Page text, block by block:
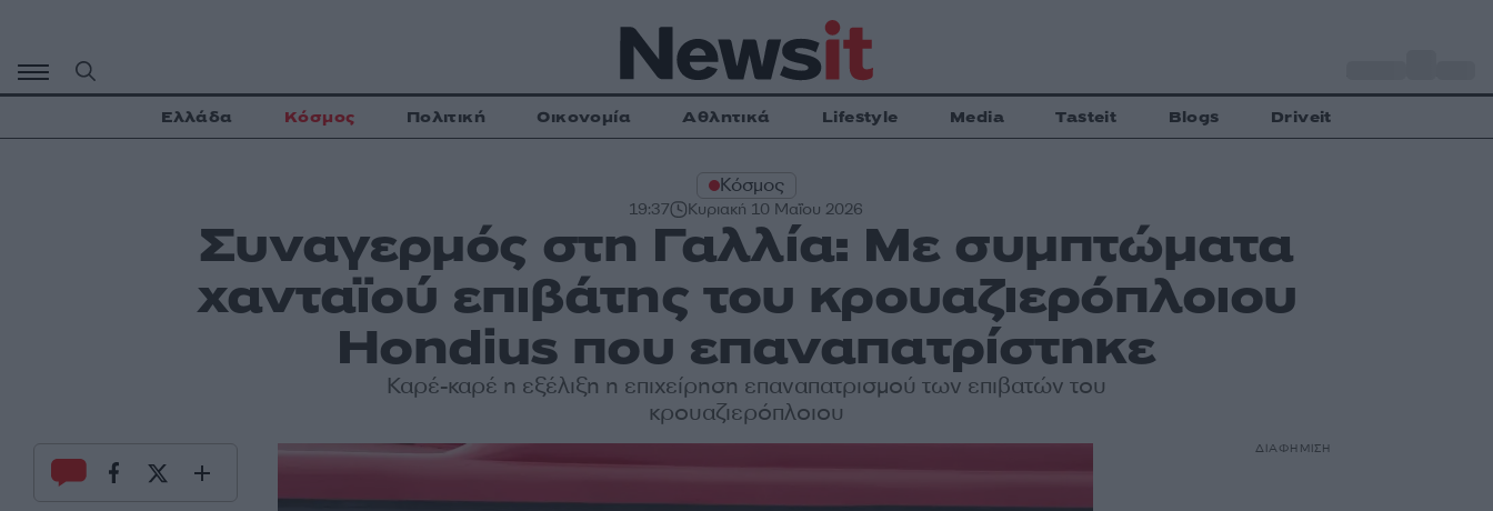
περιεχόμενο
Ελλάδα Κόσμος Πολιτική Οικονομία Αθλητικά Lifestyle Media Tasteit Blogs Driveit
Κόσμος
19:37 Κυριακή 10 Μαΐου 2026
Συναγερμός στη Γαλλία: Με συμπτώματα
χανταϊού επιβάτης του κρουαζιερόπλοιου
Hondius που επαναπατρίστηκε
Καρέ-καρέ η εξέλιξη η επιχείρηση επαναπατρισμού των επιβατών του
κρουαζιερόπλοιου
ΔΙΑΦΗΜΙΣΗ